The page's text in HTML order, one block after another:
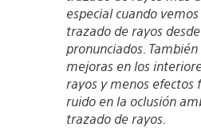
especial cuando
trazado de rayos
pronunciados.
mejoras en los
rayos y menos efectos
ruido en la oclusión
trazado de rayos.